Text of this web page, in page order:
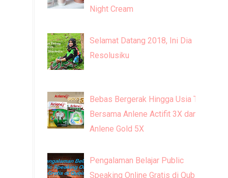
Night Cream
Selamat Datang 2018, Ini Dia
Resolusiku
Bebas Bergerak Hingga Usia Tua
Bersama Anlene Actifit 3X dan
Anlene Gold 5X
Pengalaman Belajar Public
Speaking Online Gratis di Qubisa